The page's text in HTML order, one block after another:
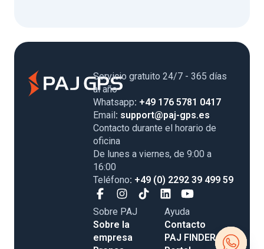
Servicio gratuito 24/7 - 365 días
al año
Whatsapp: +49 176 5781 0417
Email: support@paj-gps.es
Contacto durante el horario de
oficina
De lunes a viernes, de 9:00 a
16:00
Teléfono: +49 (0) 2292 39 499 59
Sobre PAJ
Sobre la
empresa
Ayuda
Contacto
PAJ FINDER